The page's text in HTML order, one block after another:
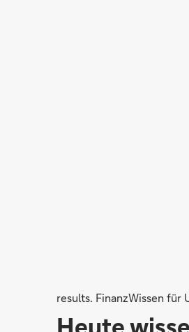
results. FinanzWissen für